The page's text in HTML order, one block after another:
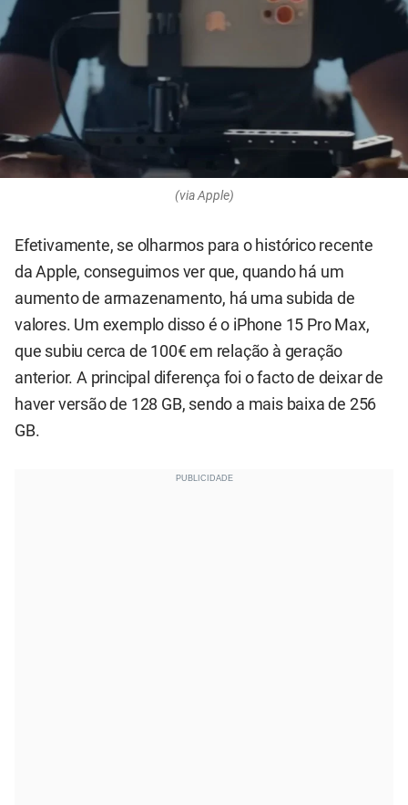
(via Apple)
Efetivamente, se olharmos para o histórico recente
da Apple, conseguimos ver que, quando há um
aumento de armazenamento, há uma subida de
valores. Um exemplo disso é o iPhone 15 Pro Max,
que subiu cerca de 100€ em relação à geração
anterior. A principal diferença foi o facto de deixar de
haver versão de 128 GB, sendo a mais baixa de 256
GB.